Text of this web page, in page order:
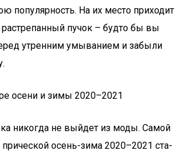
популярность. На их место приходит
пучок – будто бы вы
утренним умыванием и забыли
осени и зимы 2020–2021
нико­гда не вый­дет из моды. Самой
осень-зима 2020–2021 ста­